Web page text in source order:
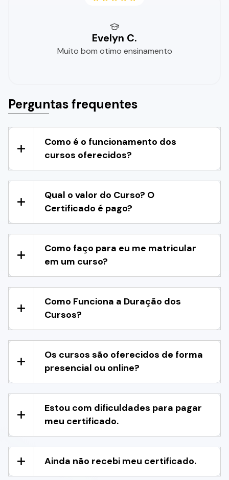
Evelyn C.
Muito bom otimo ensinamento
Perguntas frequentes
Como é o funcionamento dos
cursos oferecidos?
Qual o valor do Curso? O
Certificado é pago?
Como faço para eu me matricular
em um curso?
Como Funciona a Duração dos
Cursos?
Os cursos são oferecidos de forma
presencial ou online?
Estou com dificuldades para pagar
meu certificado.
Ainda não recebi meu certificado.